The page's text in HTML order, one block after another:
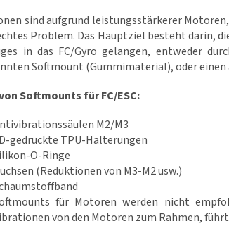
sind aufgrund leistungsstärkerer
Problem. Das Hauptziel besteht darin,
in das FC/Gyro gelangen, entweder
Softmount (Gummimaterial), oder einen
Softmounts für FC/ESC:
M2/M3
gedruckte TPU-Halterungen
O-Ringe
(Reduktionen von M3-M2 usw.)
für Motoren werden nicht
von den Motoren zum Rahmen,